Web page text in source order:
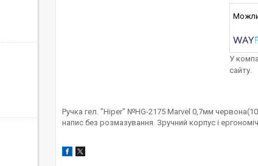
У
сайту.
Ручка гел. "Hiper" №HG-2175 Marvel 0,7мм
напис без розмазування. Зручний корпус і